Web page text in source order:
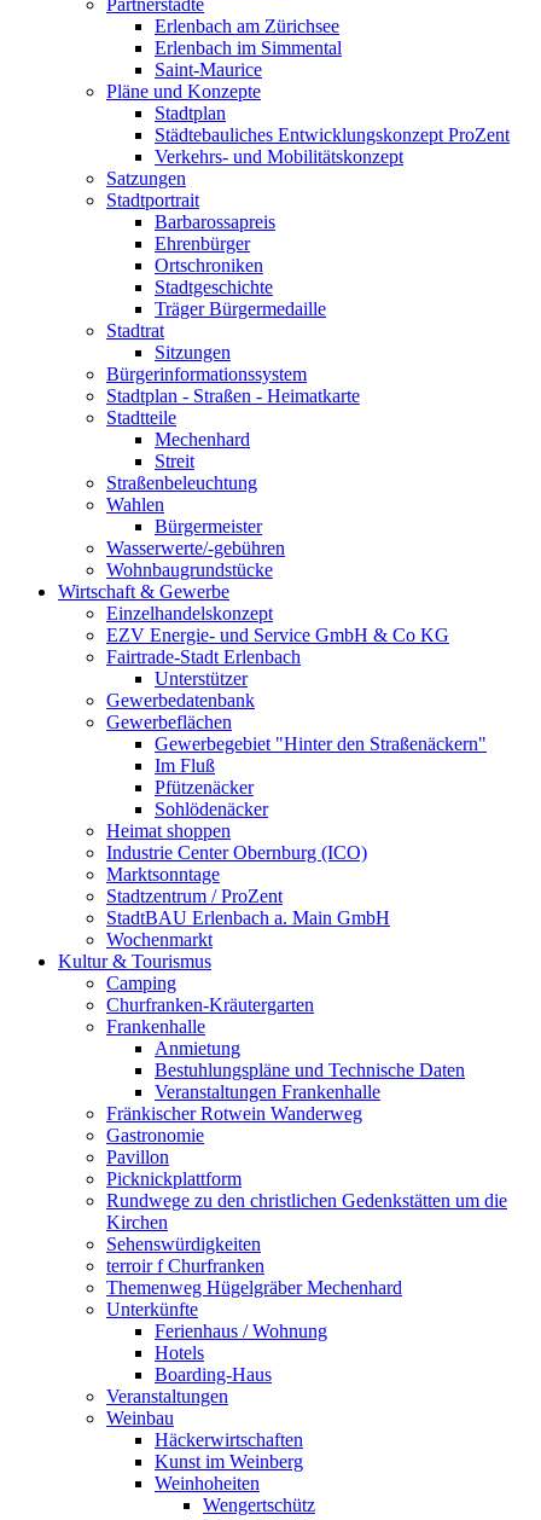
Partnerstädte
Erlenbach am Zürichsee
Erlenbach im Simmental
Saint-Maurice
Pläne und Konzepte
Stadtplan
Städtebauliches Entwicklungskonzept ProZent
Verkehrs- und Mobilitätskonzept
Satzungen
Stadtportrait
Barbarossapreis
Ehrenbürger
Ortschroniken
Stadtgeschichte
Träger Bürgermedaille
Stadtrat
Sitzungen
Bürgerinformationssystem
Stadtplan - Straßen - Heimatkarte
Stadtteile
Mechenhard
Streit
Straßenbeleuchtung
Wahlen
Bürgermeister
Wasserwerte/-gebühren
Wohnbaugrundstücke
Wirtschaft & Gewerbe
Einzelhandelskonzept
EZV Energie- und Service GmbH & Co KG
Fairtrade-Stadt Erlenbach
Unterstützer
Gewerbedatenbank
Gewerbeflächen
Gewerbegebiet "Hinter den Straßenäckern"
Im Fluß
Pfützenäcker
Sohlödenäcker
Heimat shoppen
Industrie Center Obernburg (ICO)
Marktsonntage
Stadtzentrum / ProZent
StadtBAU Erlenbach a. Main GmbH
Wochenmarkt
Kultur & Tourismus
Camping
Churfranken-Kräutergarten
Frankenhalle
Anmietung
Bestuhlungspläne und Technische Daten
Veranstaltungen Frankenhalle
Fränkischer Rotwein Wanderweg
Gastronomie
Pavillon
Picknickplattform
Rundwege zu den christlichen Gedenkstätten um die
Kirchen
Sehenswürdigkeiten
terroir f Churfranken
Themenweg Hügelgräber Mechenhard
Unterkünfte
Ferienhaus / Wohnung
Hotels
Boarding-Haus
Veranstaltungen
Weinbau
Häckerwirtschaften
Kunst im Weinberg
Weinhoheiten
Wengertschütz